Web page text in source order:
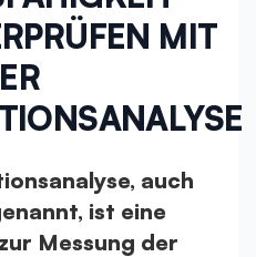
MIT
auch
ist eine
Messung der